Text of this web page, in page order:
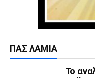
ΠΑΣ ΛΑΜΊΑ
Το